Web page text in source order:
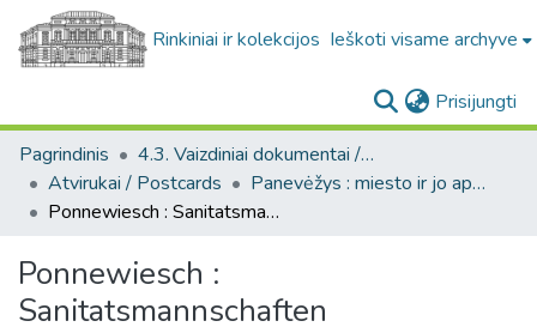
Rinkiniai ir kolekcijos Ieškoti visame archyve
Prisijungti
Pagrindinis
4.3. Vaizdiniai dokumentai / Visual documents
Atvirukai / Postcards
Panevėžys : miesto ir jo apylinkių fotografinių atvirukų rinkinys
Ponnewiesch : Sanitatsmannschaften
Ponnewiesch :
Sanitatsmannschaften